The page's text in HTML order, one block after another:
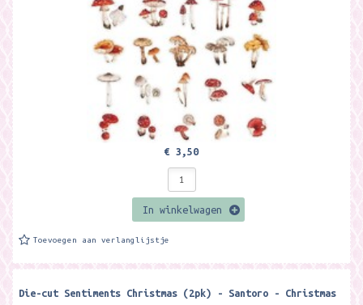
€ 3,50
In winkelwagen
Toevoegen aan verlanglijstje
Die-cut Sentiments Christmas (2pk) - Santoro - Christmas